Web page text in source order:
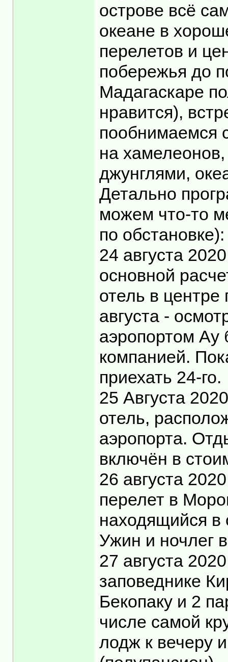
острове всё
океане в
перелетов и
побережья до
Мадагаскаре
нравится),
пообнимаемся
на
джунглями,
Детально
можем что-то
по обстановке):
24 августа
основной
отель в центре
августа -
аэропортом Ау
компанией.
приехать 24-го.
25 Августа
отель,
аэропорта.
включён в
26 августа
перелет в
находящийся в
Ужин и ночлег
27 августа
заповеднике
Бекопаку и 2
числе самой
лодж к вечеру